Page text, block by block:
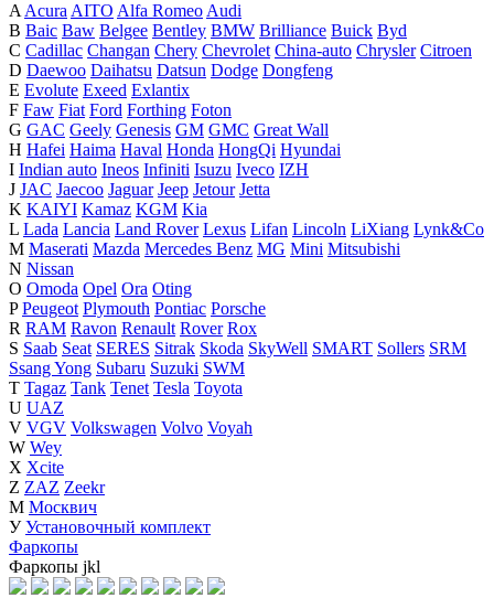
A Acura AITO Alfa Romeo Audi
B Baic Baw Belgee Bentley BMW Brilliance Buick Byd
C Cadillac Changan Chery Chevrolet China-auto Chrysler Citroen
D Daewoo Daihatsu Datsun Dodge Dongfeng
E Evolute Exeed Exlantix
F Faw Fiat Ford Forthing Foton
G GAC Geely Genesis GM GMC Great Wall
H Hafei Haima Haval Honda HongQi Hyundai
I Indian auto Ineos Infiniti Isuzu Iveco IZH
J JAC Jaecoo Jaguar Jeep Jetour Jetta
K KAIYI Kamaz KGM Kia
L Lada Lancia Land Rover Lexus Lifan Lincoln LiXiang Lynk&Co
M Maserati Mazda Mercedes Benz MG Mini Mitsubishi
N Nissan
O Omoda Opel Ora Oting
P Peugeot Plymouth Pontiac Porsche
R RAM Ravon Renault Rover Rox
S Saab Seat SERES Sitrak Skoda SkyWell SMART Sollers SRM
Ssang Yong Subaru Suzuki SWM
T Tagaz Tank Tenet Tesla Toyota
U UAZ
V VGV Volkswagen Volvo Voyah
W Wey
X Xcite
Z ZAZ Zeekr
М Москвич
У Установочный комплект
Фаркопы
Фаркопы jkl